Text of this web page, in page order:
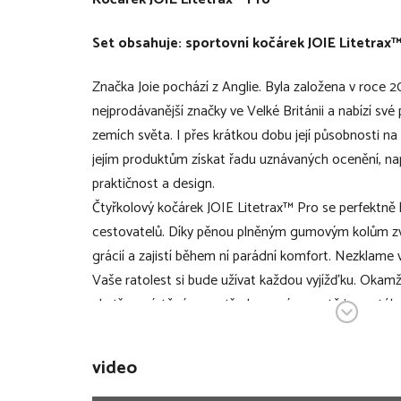
Set obsahuje: sportovní kočárek JOIE
Značka Joie pochází z Anglie. Byla založena v roce
nejprodávanější značky ve Velké Británii a nabízí
zemích světa. I přes krátkou dobu její působnosti
jejím produktům získat řadu uznávaných ocenění,
praktičnost a design.
Čtyřkolový kočárek JOIE Litetrax™ Pro se
cestovatelů. Díky pěnou plněným gumovým kolům
grácií a zajistí během ní parádní komfort. Nezklame
Vaše ratolest si bude užívat každou vyjížďku.
chytře umístěné uprostřed sezení - prostě jen
V bodech:
video